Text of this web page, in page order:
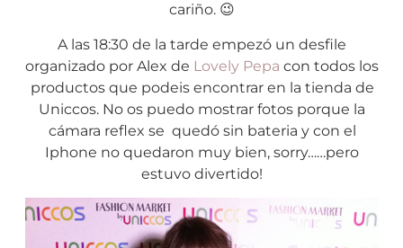
cariño. 😉
A las 18:30 de la tarde empezó un desfile
organizado por Alex de Lovely Pepa con todos los
productos que podeis encontrar en la tienda de
Uniccos. No os puedo mostrar fotos porque la
cámara reflex se quedó sin bateria y con el
Iphone no quedaron muy bien, sorry……pero
estuvo divertido!